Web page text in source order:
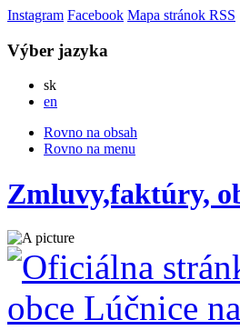
Instagram Facebook Mapa stránok RSS
Výber jazyka
skSlovensky
en
Rovno na obsah
Rovno na menu
Zmluvy,faktúry,